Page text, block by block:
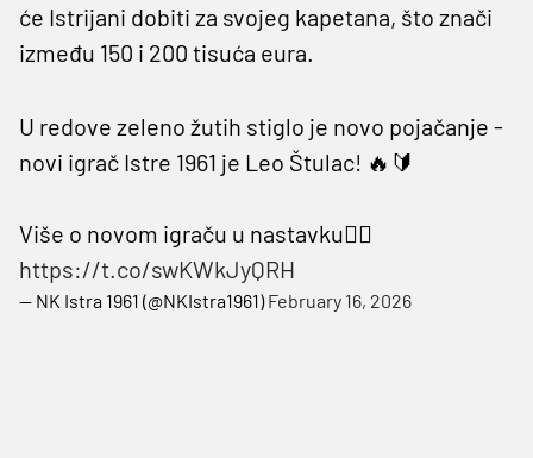
će Istrijani dobiti za svojeg kapetana, što znači
između 150 i 200 tisuća eura.
U redove zeleno žutih stiglo je novo pojačanje -
novi igrač Istre 1961 je Leo Štulac! 🔥🔰
Više o novom igraču u nastavku👇🏼
https://t.co/swKWkJyQRH
— NK Istra 1961 (@NKIstra1961)February 16, 2026